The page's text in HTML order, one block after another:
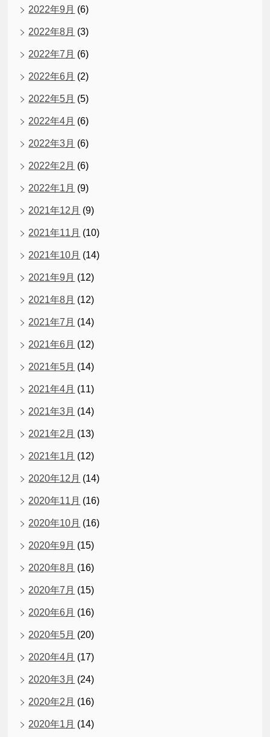
2022年9月 (6)
2022年8月 (3)
2022年7月 (6)
2022年6月 (2)
2022年5月 (5)
2022年4月 (6)
2022年3月 (6)
2022年2月 (6)
2022年1月 (9)
2021年12月 (9)
2021年11月 (10)
2021年10月 (14)
2021年9月 (12)
2021年8月 (12)
2021年7月 (14)
2021年6月 (12)
2021年5月 (14)
2021年4月 (11)
2021年3月 (14)
2021年2月 (13)
2021年1月 (12)
2020年12月 (14)
2020年11月 (16)
2020年10月 (16)
2020年9月 (15)
2020年8月 (16)
2020年7月 (15)
2020年6月 (16)
2020年5月 (20)
2020年4月 (17)
2020年3月 (24)
2020年2月 (16)
2020年1月 (14)